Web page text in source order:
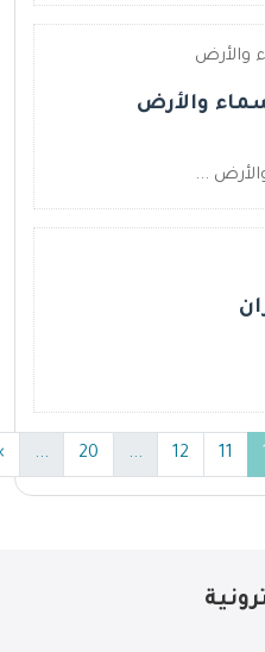
والأرض
...
(current)
11
12
...
20
...